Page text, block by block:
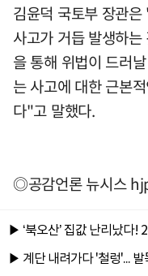
김윤덕 국토부 장관
사고가 거듭 발생하
을 통해 위법이 드러
는 사고에 대한 근본
다"고 말했다.
◎공감언론 뉴시스